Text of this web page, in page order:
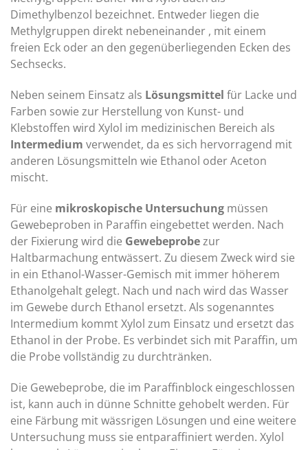
Dimethylbenzol bezeichnet. Entweder liegen die
Methylgruppen direkt nebeneinander , mit einem
freien Eck oder an den gegenüberliegenden Ecken des
Sechsecks.
Neben seinem Einsatz als Lösungsmittel für Lacke und
Farben sowie zur Herstellung von Kunst- und
Klebstoffen wird Xylol im medizinischen Bereich als
Intermedium verwendet, da es sich hervorragend mit
anderen Lösungsmitteln wie Ethanol oder Aceton
mischt.
Für eine mikroskopische Untersuchung müssen
Gewebeproben in Paraffin eingebettet werden. Nach
der Fixierung wird die Gewebeprobezur
Haltbarmachung entwässert. Zu diesem Zweck wird sie
in ein Ethanol-Wasser-Gemisch mit immer höherem
Ethanolgehalt gelegt. Nach und nach wird das Wasser
im Gewebe durch Ethanol ersetzt. Als sogenanntes
Intermedium kommt Xylol zum Einsatz und ersetzt das
Ethanol in der Probe. Es verbindet sich mit Paraffin, um
die Probe vollständig zu durchtränken.
Die Gewebeprobe, die im Paraffinblock eingeschlossen
ist, kann auch in dünne Schnitte gehobelt werden. Für
eine Färbung mit wässrigen Lösungen und eine weitere
Untersuchung muss sie entparaffiniert werden. Xylol